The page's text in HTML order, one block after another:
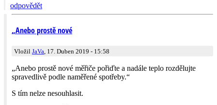
odpovědět
„Anebo prostě nové
Vložil JaVa, 17. Duben 2019 - 15:58
„Anebo prostě nové měřiče pořiďte a nadále teplo rozdělujte
spravedlivě podle naměřené spotřeby.“
S tím nelze nesouhlasit.